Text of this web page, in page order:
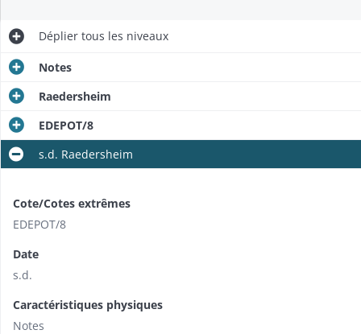
Déplier tous les niveaux
Notes
Raedersheim
EDEPOT/8
s.d. Raedersheim
Cote/Cotes extrêmes
EDEPOT/8
Date
s.d.
Caractéristiques physiques
Notes